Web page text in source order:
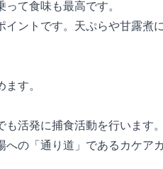
って食味も最高です。
イントです。天ぷらや甘露煮
す。
活発に捕食活動を行います。
の「通り道」であるカケア